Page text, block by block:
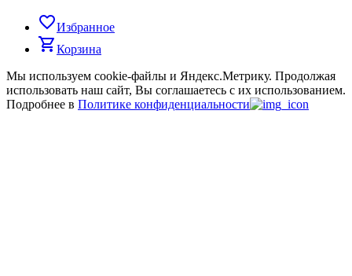
favorite_borderИзбранное
shopping_cartКорзина
Мы используем cookie-файлы и Яндекс.Метрику. Продолжая
использовать наш сайт, Вы соглашаетесь с их использованием.
Подробнее в Политике конфиденциальности